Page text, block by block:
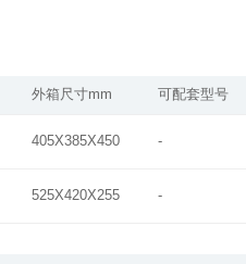
外箱尺寸mm 可配套型号
405X385X450 -
525X420X255 -